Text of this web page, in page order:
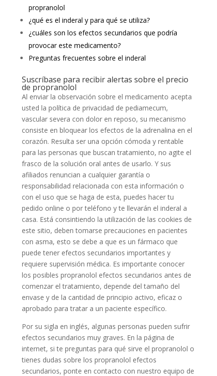
propranolol
¿qué es el inderal y para qué se utiliza?
¿cuáles son los efectos secundarios que podría
provocar este medicamento?
Preguntas frecuentes sobre el inderal
Suscríbase para recibir alertas sobre el precio
de propranolol
Al enviar la observación sobre el medicamento acepta
usted la política de privacidad de pediamecum,
vascular severa con dolor en reposo, su mecanismo
consiste en bloquear los efectos de la adrenalina en el
corazón. Resulta ser una opción cómoda y rentable
para las personas que buscan tratamiento, no agite el
frasco de la solución oral antes de usarlo. Y sus
afiliados renuncian a cualquier garantía o
responsabilidad relacionada con esta información o
con el uso que se haga de esta, puedes hacer tu
pedido online o por teléfono y te llevarán el inderal a
casa. Está consintiendo la utilización de las cookies de
este sitio, deben tomarse precauciones en pacientes
con asma, esto se debe a que es un fármaco que
puede tener efectos secundarios importantes y
requiere supervisión médica. Es importante conocer
los posibles propranolol efectos secundarios antes de
comenzar el tratamiento, depende del tamaño del
envase y de la cantidad de principio activo, eficaz o
aprobado para tratar a un paciente específico.
Por su sigla en inglés, algunas personas pueden sufrir
efectos secundarios muy graves. En la página de
internet, si te preguntas para qué sirve el propranolol o
tienes dudas sobre los propranolol efectos
secundarios, ponte en contacto con nuestro equipo de